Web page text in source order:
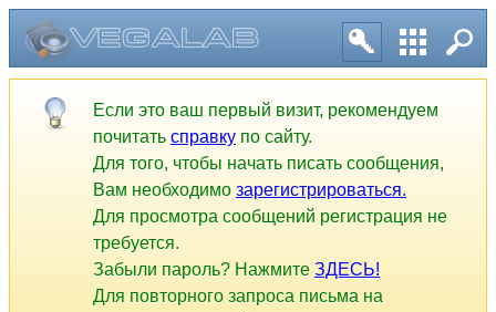
Если это ваш первый визит, рекомендуем
почитать справку по сайту.
Для того, чтобы начать писать сообщения,
Вам необходимо зарегистрироваться.
Для просмотра сообщений регистрация не
требуется.
Забыли пароль? Нажмите ЗДЕСЬ!
Для повторного запроса письма на